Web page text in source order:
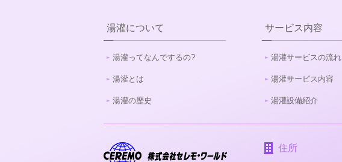
湯灌について
湯灌ってなんでするの?
湯灌とは
湯灌の歴史
サービス内容
湯灌サービスの流れ
湯灌サービス内容
湯灌設備紹介
住所